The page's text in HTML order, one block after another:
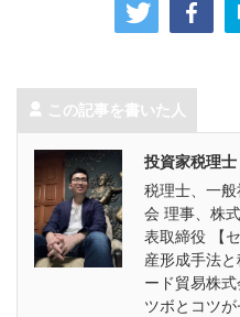
この記事を書いた人
投資家税理
税理士、一
会 理事、株
表取締役 【
産形成手法
ード貿易株
ツボとコツ